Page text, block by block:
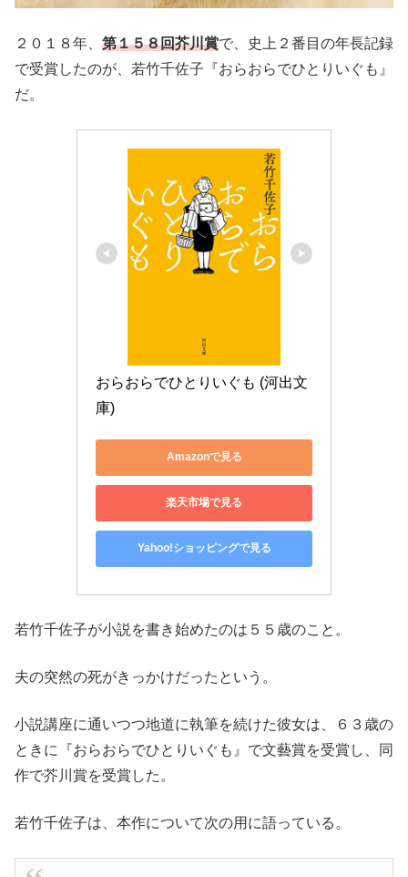
２０１８年、 第１５８回芥川賞で、史上２番目の年長記録
で受賞したのが、若竹千佐子『おらおらでひとりいぐも』
だ。
おらおらでひとりいぐも (河出文
庫)
Amazonで見る
楽天市場で見る
Yahoo!ショッピングで見る
若竹千佐子が小説を書き始めたのは５５歳のこと。
夫の突然の死がきっかけだったという。
小説講座に通いつつ地道に執筆を続けた彼女は、６３歳の
ときに『おらおらでひとりいぐも』で文藝賞を受賞し、同
作で芥川賞を受賞した。
若竹千佐子は、本作について次の用に語っている。